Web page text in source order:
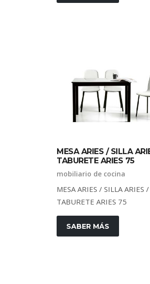
MESA ARIES / SILLA
TABURETE ARIES 75
mobiliario de cocina
MESA ARIES / SILLA ARIES /
TABURETE ARIES 75
SABER MÁS